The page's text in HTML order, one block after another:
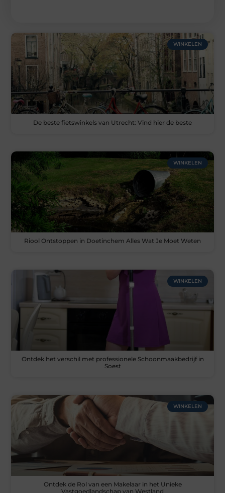
WINKELEN
De beste fietswinkels van Utrecht: Vind hier de beste
WINKELEN
Riool Ontstoppen in Doetinchem Alles Wat Je Moet Weten
WINKELEN
Ontdek het verschil met professionele Schoonmaakbedrijf in
Soest
WINKELEN
Ontdek de Rol van een Makelaar in het Unieke
Vastgoedlandschap van Westland